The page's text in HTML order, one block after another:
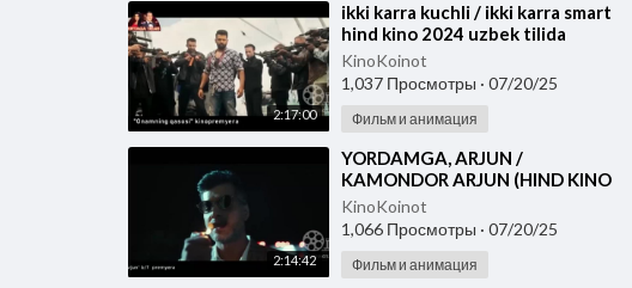
2:17:00
⁣ikki karra kuchli / ikki karra smart
hind kino 2024 uzbek tilida
KinoKoinot
1,037 Просмотры · 07/20/25
Фильм и анимация
2:14:42
⁣YORDAMGA, ARJUN /
KAMONDOR ARJUN (HIND KINO
2023 ) UZBEK TILIDA
KinoKoinot
1,066 Просмотры · 07/20/25
Фильм и анимация